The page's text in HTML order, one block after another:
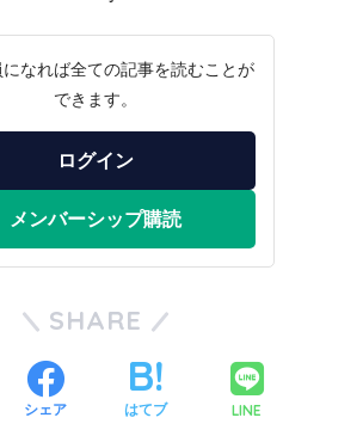
なれば全ての記事を読むことが
できます。
ログイン
メンバーシップ購読
SHARE
シェア はてブ LINE